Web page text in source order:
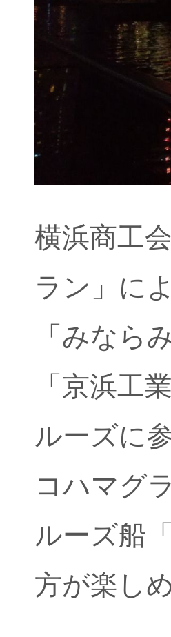
横浜商工
ラン」に
「みなら
「京浜工
ルーズに
コハマグ
ルーズ船
方が楽し